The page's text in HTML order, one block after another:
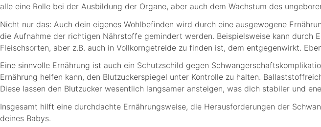
alle eine Rolle bei der Ausbildung der Organe, aber auch dem Wachstum des
Nicht nur das: Auch dein eigenes Wohlbefinden wird durch eine ausgewogene
die Aufnahme der richtigen Nährstoffe gemindert werden. Beispielsweise kann durch
Fleischsorten, aber z.B. auch in Vollkorngetreide zu finden ist, dem entgegenwirkt.
Eine sinnvolle Ernährung ist auch ein Schutzschild gegen
Ernährung helfen kann, den Blutzuckerspiegel unter Kontrolle zu halten.
Diese lassen den Blutzucker wesentlich langsamer ansteigen, was dich stabiler und
Insgesamt hilft eine durchdachte Ernährungsweise, die Herausforderungen der
deines Babys.